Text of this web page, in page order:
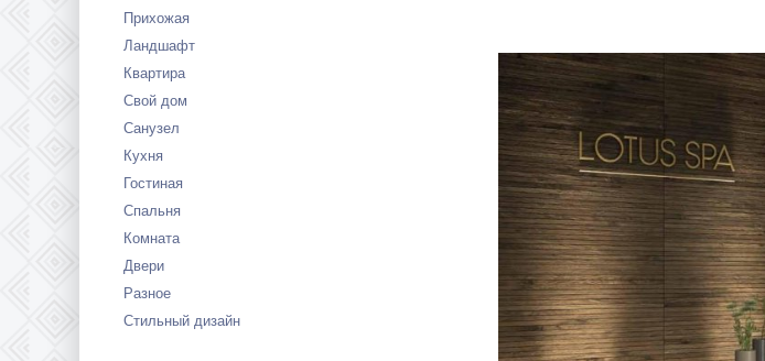
Прихожая
Ландшафт
Квартира
Свой дом
Санузел
Кухня
Гостиная
Спальня
Комната
Двери
Разное
Стильный дизайн